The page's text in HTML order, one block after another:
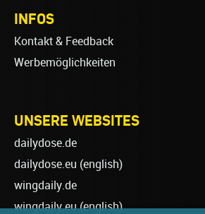
INFOS
Kontakt & Feedback
Werbemöglichkeiten
UNSERE WEBSITES
dailydose.de
dailydose.eu (english)
wingdaily.de
wingdaily.eu(english)